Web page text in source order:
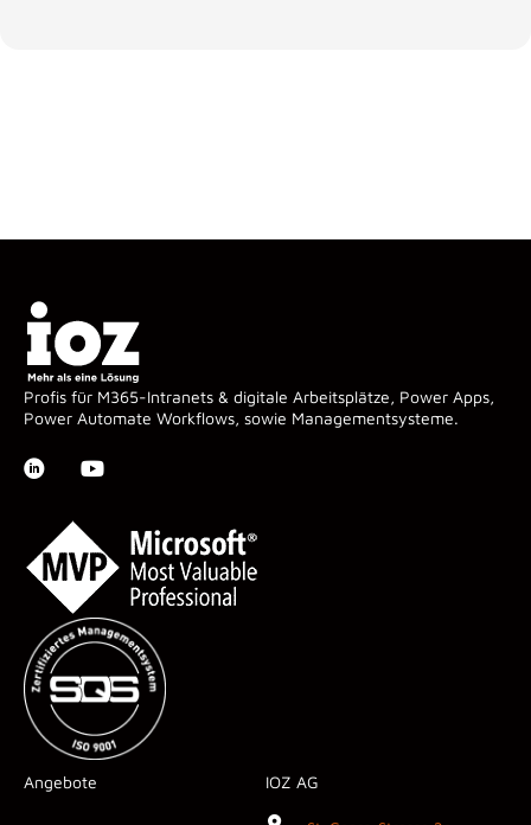
Profis für M365-Intranets & digitale Arbeitsplätze, Power Apps,
Power Automate Workflows, sowie Managementsysteme.
Angebote IOZ AG